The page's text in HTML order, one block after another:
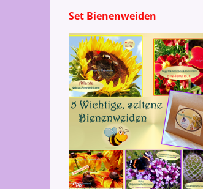
Set Bienenweiden